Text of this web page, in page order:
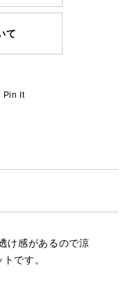
て
Pin It
け感があるので涼
です。